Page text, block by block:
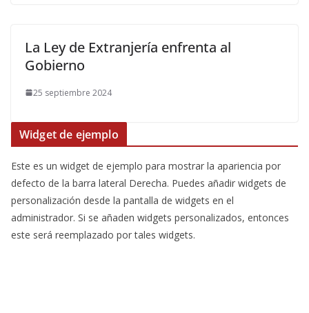
La Ley de Extranjería enfrenta al
Gobierno
25 septiembre 2024
Widget de ejemplo
Este es un widget de ejemplo para mostrar la apariencia por
defecto de la barra lateral Derecha. Puedes añadir widgets de
personalización desde la pantalla de widgets en el
administrador. Si se añaden widgets personalizados, entonces
este será reemplazado por tales widgets.